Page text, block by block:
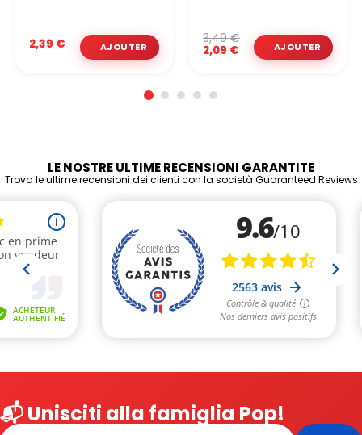
2,39 € 2,09 €
3,49 €
LE NOSTRE ULTIME RECENSIONI GARANTITE
Trova le ultime recensioni dei clienti con la società Guaranteed Reviews
📬 Unisciti alla famiglia Pop!